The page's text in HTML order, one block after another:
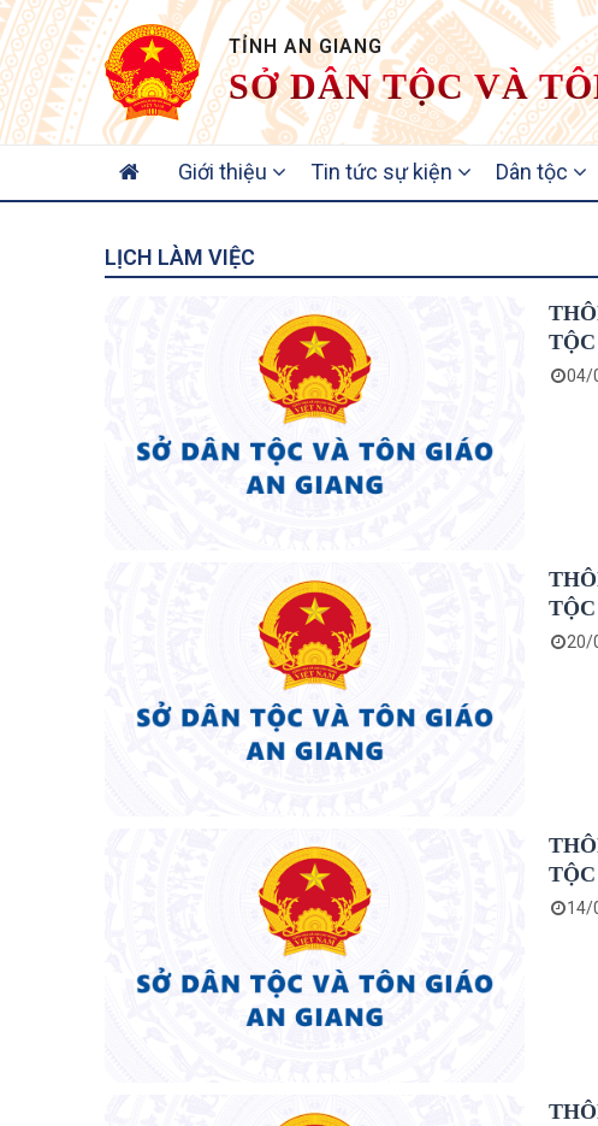
TỈNH AN GIANG
SỞ DÂN TỘC VÀ
NAVIGATION
Giới thiệu Tin tức sự kiện Dân tộc
LỊCH LÀM VIỆC
04/
20/
14/